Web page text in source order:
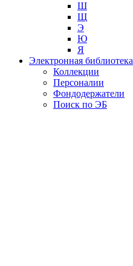
Ш
Щ
Э
Ю
Я
Электронная библиотека
Коллекции
Персоналии
Фондодержатели
Поиск по ЭБ